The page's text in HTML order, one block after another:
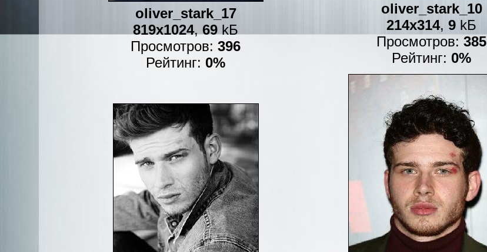
oliver_stark_17
819x1024, 69 kБ
Просмотров:396
Рейтинг: 0%
oliver_stark_10
214x314,9 kБ
Просмотров:385
Рейтинг: 0%